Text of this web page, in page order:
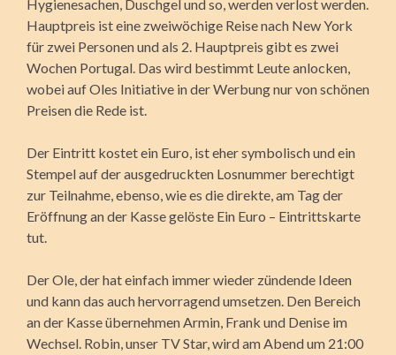
Hygienesachen, Duschgel und so, werden verlost werden.
Hauptpreis ist eine zweiwöchige Reise nach New York
für zwei Personen und als 2. Hauptpreis gibt es zwei
Wochen Portugal. Das wird bestimmt Leute anlocken,
wobei auf Oles Initiative in der Werbung nur von schönen
Preisen die Rede ist.
Der Eintritt kostet ein Euro, ist eher symbolisch und ein
Stempel auf der ausgedruckten Losnummer berechtigt
zur Teilnahme, ebenso, wie es die direkte, am Tag der
Eröffnung an der Kasse gelöste Ein Euro – Eintrittskarte
tut.
Der Ole, der hat einfach immer wieder zündende Ideen
und kann das auch hervorragend umsetzen. Den Bereich
an der Kasse übernehmen Armin, Frank und Denise im
Wechsel. Robin, unser TV Star, wird am Abend um 21:00